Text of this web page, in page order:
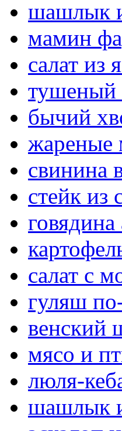
шашлык
мамин
салат из
тушеный
бычий
жареные
свинина
стейк из
салат с
гуляш
венский
мясо и
люля-
шашлык